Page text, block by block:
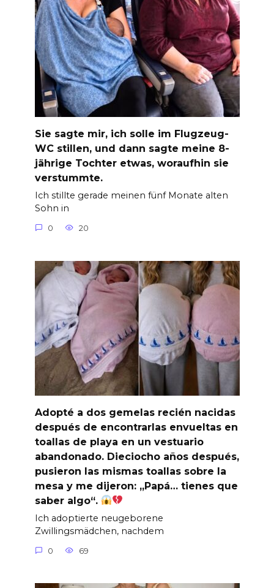
Sie sagte mir, ich solle im Flugzeug-
WC stillen, und dann sagte meine 8-
jährige Tochter etwas, woraufhin sie
verstummte.
Ich stillte gerade meinen fünf Monate alten
Sohn in
0 20
Adopté a dos gemelas recién nacidas
después de encontrarlas envueltas en
toallas de playa en un vestuario
abandonado. Dieciocho años después,
pusieron las mismas toallas sobre la
mesa y me dijeron: „Papá… tienes que
saber algo“.
Ich adoptierte neugeborene
Zwillingsmädchen, nachdem
0 69